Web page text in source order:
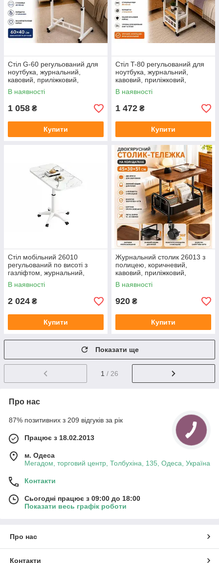
Стіл G-60 регульований для
ноутбука, журнальний,
кавовий, приліжковий,
комп'ютерний, світле дерево,
білий, 60×40×60–90 см
В наявності
1 058 ₴
Купити
Стіл T-80 регульований для
ноутбука, журнальний,
кавовий, приліжковий,
комп'ютерний, світле дерево,
80×40×60–85 см
В наявності
1 472 ₴
Купити
Стіл мобільний 26010
регульований по висоті з
газліфтом, журнальний,
приліжковий, комп'ютерний,
білий мармур, 60×40×58–75
В наявності
2 024 ₴
Купити
Журнальний столик 26013 з
полицею, коричневий,
кавовий, приліжковий,
приставний стіл для вітальні
та спальні
В наявності
920 ₴
Купити
Показати ще
1 / 26
Про нас
87% позитивних з 209 відгуків за рік
Працює з 18.02.2013
м. Одеса
Мегадом, торговий центр, Толбухіна, 135, Одеса, Україна
Контакти
Сьогодні працює з 09:00 до 18:00
Показати весь графік роботи
Про нас
Контакти